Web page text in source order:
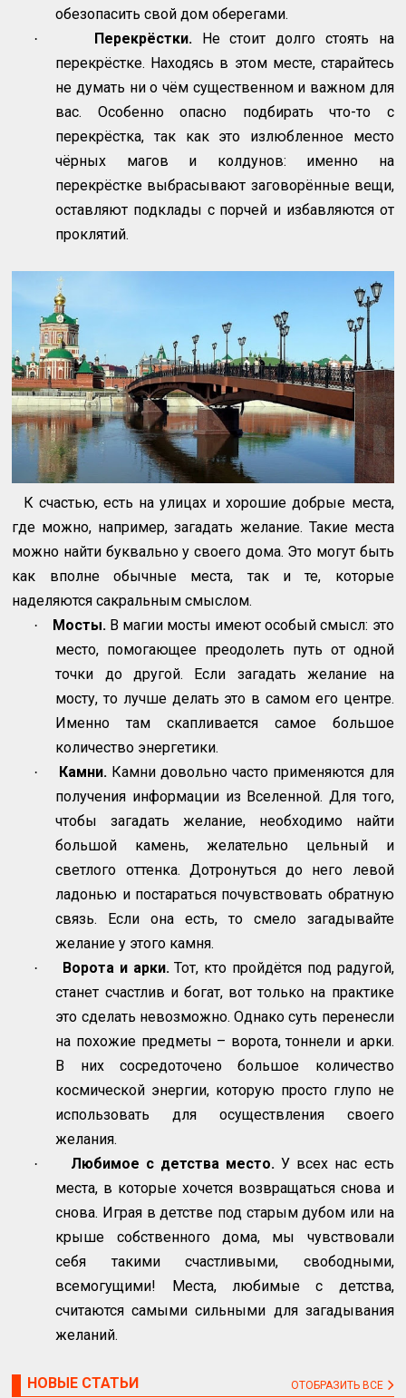
обезопасить свой дом оберегами.
· Перекрёстки.Не стоит долго стоять на
перекрёстке. Находясь в этом месте, старайтесь
не думать ни о чём существенном и важном для
вас. Особенно опасно подбирать что-то с
перекрёстка, так как это излюбленное место
чёрных магов и колдунов: именно на
перекрёстке выбрасывают заговорённые вещи,
оставляют подклады с порчей и избавляются от
проклятий.
К счастью, есть на улицах и хорошие добрые места,
где можно, например, загадать желание. Такие места
можно найти буквально у своего дома. Это могут быть
как вполне обычные места, так и те, которые
наделяются сакральным смыслом.
· Мосты. В магии мосты имеют особый смысл: это
место, помогающее преодолеть путь от одной
точки до другой. Если загадать желание на
мосту, то лучше делать это в самом его центре.
Именно там скапливается самое большое
количество энергетики.
· Камни.Камни довольно часто применяются для
получения информации из Вселенной. Для того,
чтобы загадать желание, необходимо найти
большой камень, желательно цельный и
светлого оттенка. Дотронуться до него левой
ладонью и постараться почувствовать обратную
связь. Если она есть, то смело загадывайте
желание у этого камня.
· Ворота и арки.Тот, кто пройдётся под радугой,
станет счастлив и богат, вот только на практике
это сделать невозможно. Однако суть перенесли
на похожие предметы – ворота, тоннели и арки.
В них сосредоточено большое количество
космической энергии, которую просто глупо не
использовать для осуществления своего
желания.
· Любимое с детства место. У всех нас есть
места, в которые хочется возвращаться снова и
снова. Играя в детстве под старым дубом или на
крыше собственного дома, мы чувствовали
себя такими счастливыми, свободными,
всемогущими! Места, любимые с детства,
считаются самыми сильными для загадывания
желаний.
НОВЫЕ СТАТЬИ ОТОБРАЗИТЬ ВСЕ